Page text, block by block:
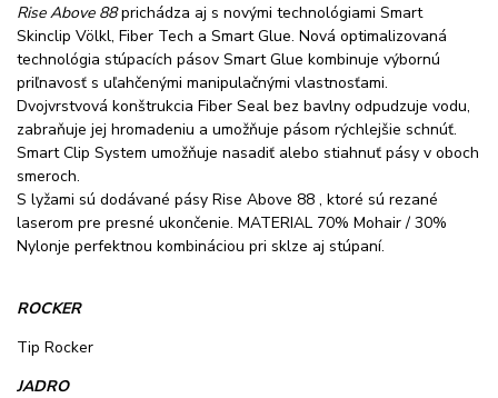
Rise Above 88prichádza aj s novými technológiami Smart
Skinclip Völkl, Fiber Tech a Smart Glue. Nová optimalizovaná
technológia stúpacích pásov Smart Glue kombinuje výbornú
priľnavosť s uľahčenými manipulačnými vlastnosťami.
Dvojvrstvová konštrukcia Fiber Seal bez bavlny odpudzuje vodu,
zabraňuje jej hromadeniu a umožňuje pásom rýchlejšie schnúť.
Smart Clip System umožňuje nasadiť alebo stiahnuť pásy v oboch
smeroch.
S lyžami sú dodávané pásy Rise Above 88 , ktoré sú rezané
laserom pre presné ukončenie. MATERIAL 70% Mohair / 30%
Nylonje perfektnou kombináciou pri sklze aj stúpaní.
ROCKER
Tip Rocker
JADRO